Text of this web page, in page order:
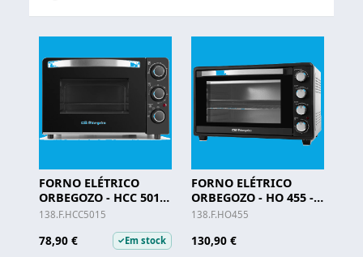
FORNO ELÉTRICO
ORBEGOZO - HCC 5015
- 15LTS
138.F.HCC5015
78,90 € ✓Em stock
FORNO ELÉTRICO
ORBEGOZO - HO 455 -
45L
138.F.HO455
130,90 €